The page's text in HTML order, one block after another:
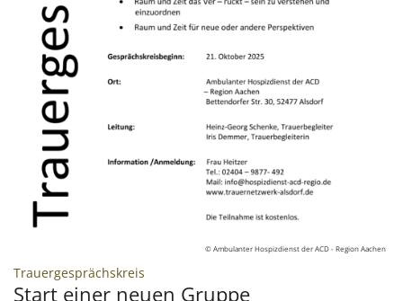
© Ambulanter Hospizdienst der ACD - Region Aachen
Trauergesprächskreis
Start einer neuen Gruppe